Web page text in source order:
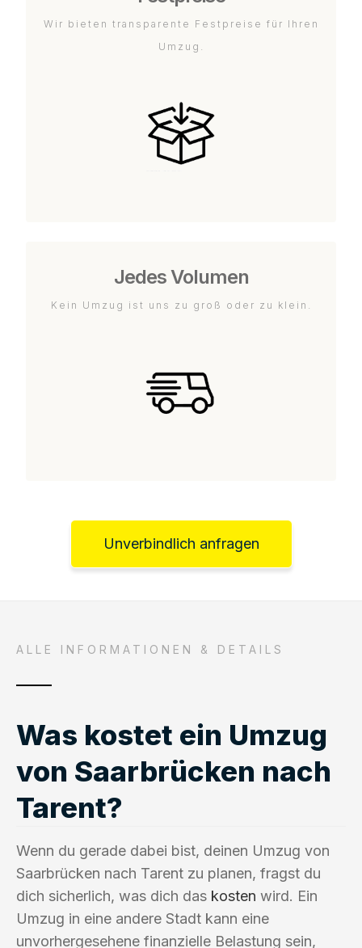
Wir bieten transparente Festpreise für Ihren
Umzug.
Jedes Volumen
Kein Umzug ist uns zu groß oder zu klein.
Unverbindlich anfragen
ALLE INFORMATIONEN & DETAILS
Was kostet ein Umzug
von Saarbrücken nach
Tarent?
Wenn du gerade dabei bist, deinen Umzug von
Saarbrücken nach Tarent zu planen, fragst du
dich sicherlich, was dich das kosten wird. Ein
Umzug in eine andere Stadt kann eine
unvorhergesehene finanzielle Belastung sein,